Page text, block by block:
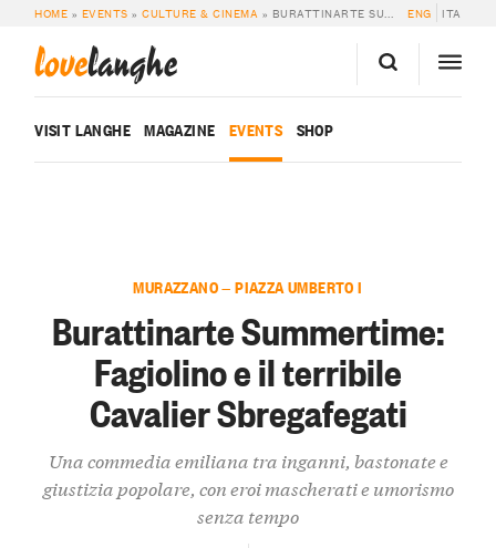
HOME » EVENTS »CULTURE & CINEMA » BURATTINARTE SUMMERTIME: FAGIOLINO E IL TERRIBILE CAVALIER SBREGAFEGATI ENG ITA
lovelanghe
VISIT LANGHE MAGAZINE EVENTS SHOP
MURAZZANO — PIAZZA UMBERTO I
Burattinarte Summertime:
Fagiolino e il terribile
Cavalier Sbregafegati
Una commedia emiliana tra inganni, bastonate e
giustizia popolare, con eroi mascherati e umorismo
senza tempo